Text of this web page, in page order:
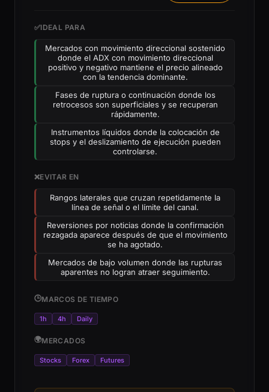
✅IDEAL PARA
Mercados con movimiento direccional sostenido
donde el ADX con movimiento direccional
positivo y negativo mantiene el precio alineado
con la tendencia dominante.
Fases de ruptura o continuación donde los
retrocesos son superficiales y se recuperan
rápidamente.
Instrumentos líquidos donde la colocación de
stops y el deslizamiento de ejecución pueden
controlarse.
❌EVITAR EN
Rangos laterales que cruzan repetidamente la
línea de señal o el límite del canal.
Reversiones por noticias donde la confirmación
rezagada aparece después de que el movimiento
se ha agotado.
Mercados de bajo volumen donde las rupturas
aparentes no logran atraer seguimiento.
🕒MARCOS DE TIEMPO
1h 4h Daily
🌍MERCADOS
Stocks Forex Futures